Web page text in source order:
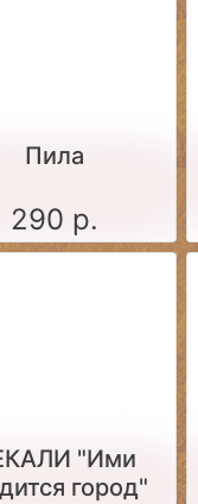
Пила
290 р.
"Ими
город"